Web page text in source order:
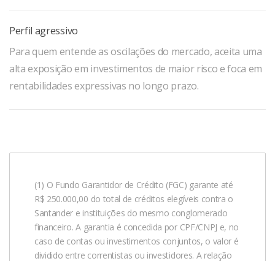
Perfil agressivo
Para quem entende as oscilações do mercado, aceita uma
alta exposição em investimentos de maior risco e foca em
rentabilidades expressivas no longo prazo.
(1) O Fundo Garantidor de Crédito (FGC) garante até
R$ 250.000,00 do total de créditos elegíveis contra o
Santander e instituições do mesmo conglomerado
financeiro. A garantia é concedida por CPF/CNPJ e, no
caso de contas ou investimentos conjuntos, o valor é
dividido entre correntistas ou investidores. A relação